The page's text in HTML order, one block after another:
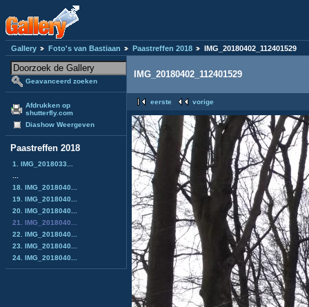
Gallery Foto's van Bastiaan Paastreffen 2018 IMG_20180402_112401529
Geavanceerd zoeken
Afdrukken op
shutterfly.com
Diashow Weergeven
Paastreffen 2018
1. IMG_2018033...
18. IMG_2018040...
19. IMG_2018040...
20. IMG_2018040...
21. IMG_2018040...
22. IMG_2018040...
23. IMG_2018040...
24. IMG_2018040...
IMG_20180402_112401529
eerste vorige